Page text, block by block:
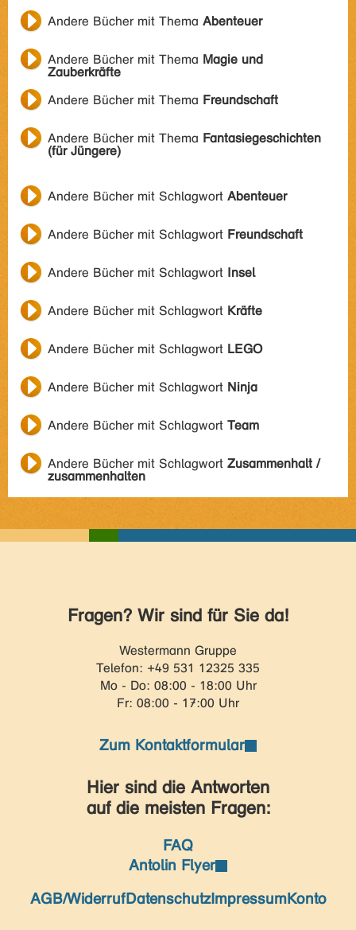
Andere Bücher mit Thema Abenteuer
Andere Bücher mit Thema Magie und
Zauberkräfte
Andere Bücher mit Thema Freundschaft
Andere Bücher mit Thema Fantasiegeschichten
(für Jüngere)
Andere Bücher mit Schlagwort Abenteuer
Andere Bücher mit Schlagwort Freundschaft
Andere Bücher mit Schlagwort Insel
Andere Bücher mit Schlagwort Kräfte
Andere Bücher mit Schlagwort LEGO
Andere Bücher mit Schlagwort Ninja
Andere Bücher mit Schlagwort Team
Andere Bücher mit Schlagwort Zusammenhalt /
zusammenhalten